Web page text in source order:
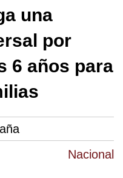
Nacional
una
por
6 años para